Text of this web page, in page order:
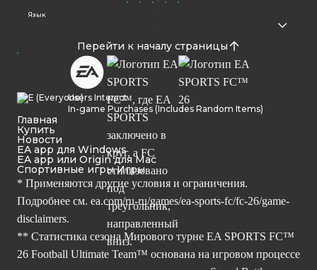
Язык
Перейти к началу страницы
Users Interact
In-game Purchases (Includes Random Items)
Главная
Купить
Новости
EA app для Windows
EA app или Origin для Mac
Спортивные игры Игры
* Применяются другие условия и ограничения.
Подробнее см. ea.com/ru-ru/games/ea-sports-fc/fc-26/game-
disclaimers.
** Статистика сезона Мирового турне EA SPORTS FC™
26 Football Ultimate Team™ основана на игровом процессе